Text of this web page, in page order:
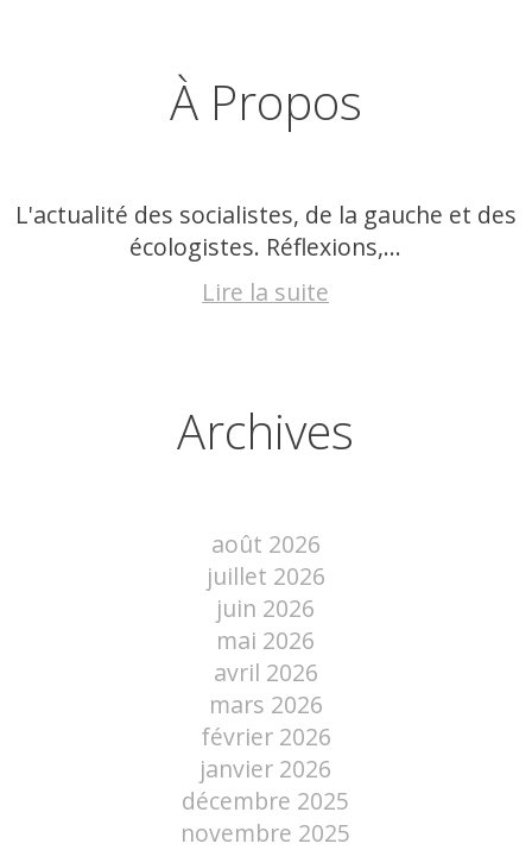
À Propos
L'actualité des socialistes, de la gauche et des
écologistes. Réflexions,...
Lire la suite
Archives
août 2026
juillet 2026
juin 2026
mai 2026
avril 2026
mars 2026
février 2026
janvier 2026
décembre 2025
novembre 2025